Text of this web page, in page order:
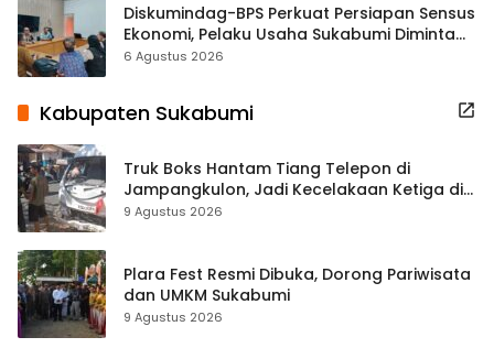
Diskumindag-BPS Perkuat Persiapan Sensus
Ekonomi, Pelaku Usaha Sukabumi Diminta
Terbuka Beri Data
6 Agustus 2026
Kabupaten Sukabumi
Truk Boks Hantam Tiang Telepon di
Jampangkulon, Jadi Kecelakaan Ketiga di
Titik yang Sama
9 Agustus 2026
Plara Fest Resmi Dibuka, Dorong Pariwisata
dan UMKM Sukabumi
9 Agustus 2026